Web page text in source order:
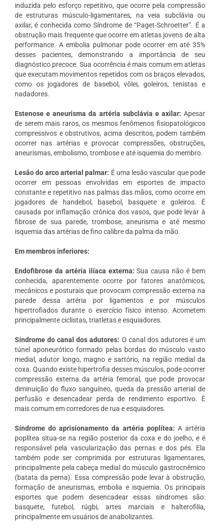
induzida pelo esforço repetitivo, que ocorre pela compressão
de estruturas músculo-ligamentares, na veia subclávia ou
axilar, é conhecida como Síndrome de “Paget-Schroetter”. É a
obstrução mais frequente que ocorre em atletas jovens de alta
performance. A embolia pulmonar pode ocorrer em até 35%
desses pacientes, demonstrando a importância de seu
diagnóstico precoce. Sua ocorrência é mais comum em atletas
que executam movimentos repetidos com os braços elevados,
como os jogadores de basebol, vôlei, goleiros, tenistas e
nadadores.
Estenose e aneurisma da artéria subclávia e axilar:Apesar
de serem mais raros, os mesmos fenômenos fisiopatológicos
compressivos e obstrutivos, acima descritos, podem também
ocorrer nas artérias e provocar compressões, obstruções,
aneurismas, embolismo, trombose e até isquemia do membro.
Lesão do arco arterial palmar: É uma lesão vascular que pode
ocorrer em pessoas envolvidas em esportes de impacto
constante e repetitivo nas palmas das mãos, como ocorre em
jogadores de handebol, basebol, basquete e goleiros. É
causada por inflamação crônica dos vasos, que pode levar à
fibrose de sua parede, trombose, aneurisma e até mesmo
isquemia das artérias de fino calibre da palma da mão.
Em membros inferiores:
Endofibrose da artéria ilíaca externa:Sua causa não é bem
conhecida, aparentemente ocorre por fatores anatômicos,
mecânicos e posturais que provocam compressão externa na
parede dessa artéria por ligamentos e por músculos
hipertrofiados durante o exercício físico intenso. Acometem
principalmente ciclistas, triatletas e esquiadores.
Síndrome do canal dos adutores: O canal dos adutores é um
túnel aponeurótico formado pelas bordas do músculo vasto
medial, adutor longo, magno e sartório, na região medial da
coxa. Quando existe hipertrofia desses músculos, pode ocorrer
compressão externa da artéria femoral, que pode provocar
diminuição do fluxo sanguíneo, queda da pressão arterial de
perfusão e desencadear perda de rendimento esportivo. É
mais comum em corredores de rua e esquiadores.
Síndrome do aprisionamento da artéria poplítea: A artéria
poplítea situa-se na região posterior da coxa e do joelho, e é
responsável pela vascularização das pernas e dos pés. Ela
também pode ser comprimida por estruturas ligamentares,
principalmente pela cabeça medial do músculo gastrocnêmico
(batata da perna). Essa compressão pode levar à obstrução,
formação de aneurismas, embolia e isquemia. Os principais
esportes que podem desencadear essas síndromes são:
basquete, futebol, rúgbi, artes marciais e halterofilia,
principalmente em usuários de anabolizantes.